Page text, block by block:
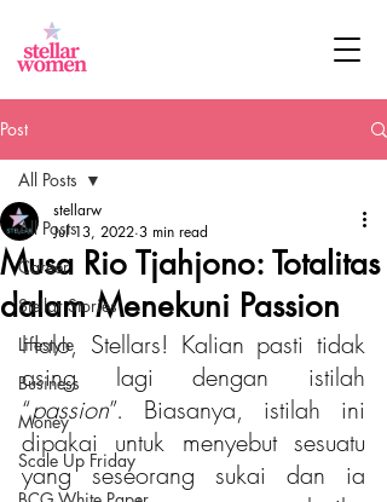
Post
All Posts
Career
Stellar Stories
Lifestyle
Business
Money
Scale Up Friday
All Posts
Musa Rio Tjahjono: Totalitas
dalam Menekuni Passion
stellarw
Jul 13, 2022 3 min read
Halo, Stellars! Kalian pasti tidak
asing lagi dengan istilah
“passion”. Biasanya, istilah ini
dipakai untuk menyebut sesuatu
yang seseorang sukai dan ia